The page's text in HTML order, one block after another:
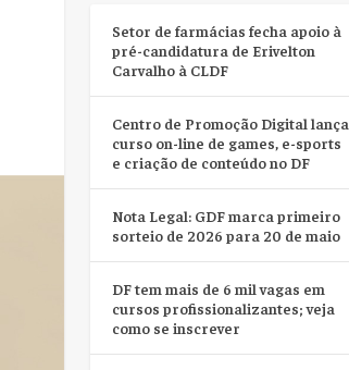
Setor de farmácias fecha apoio à
pré-candidatura de Erivelton
Carvalho à CLDF
Centro de Promoção Digital lança
curso on-line de games, e-sports
e criação de conteúdo no DF
Nota Legal: GDF marca primeiro
sorteio de 2026 para 20 de maio
DF tem mais de 6 mil vagas em
cursos profissionalizantes; veja
como se inscrever